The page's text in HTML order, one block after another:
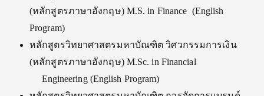
(หลักสูตรภาษาอังกฤษ) M.S. in Finance (English
Program)
หลักสูตรวิทยาศาสตรมหาบัณฑิต วิศวกรรมการเงิน
(หลักสูตรภาษาอังกฤษ) M.Sc. in Financial
Engineering (English Program)